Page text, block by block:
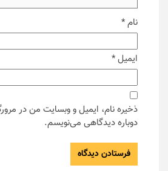
نام*
ایمیل*
ذخیره نام، ایمیل و وبسایت من در
دوباره دیدگاهی می‌نویسم.